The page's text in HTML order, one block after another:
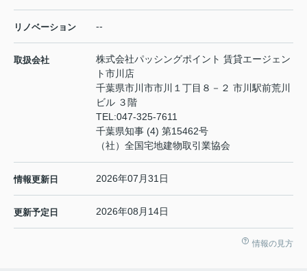
リノベーション --
取扱会社
株式会社パッシングポイント 賃貸エージェン
ト市川店
千葉県市川市市川１丁目８－２ 市川駅前荒川
ビル ３階
TEL:047-325-7611
千葉県知事 (4) 第15462号
（社）全国宅地建物取引業協会
情報更新日 2026年07月31日
更新予定日 2026年08月14日
情報の見方